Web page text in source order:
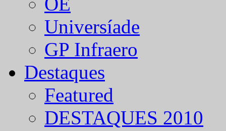
Universíade
GP Infraero
Destaques
Featured
DESTAQUES 2010